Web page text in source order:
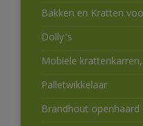
Bakken en Kratten
Dolly’s
Mobiele
Palletwikkelaar
Brandhout